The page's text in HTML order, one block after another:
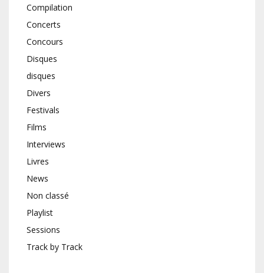
Compilation
Concerts
Concours
Disques
disques
Divers
Festivals
Films
Interviews
Livres
News
Non classé
Playlist
Sessions
Track by Track